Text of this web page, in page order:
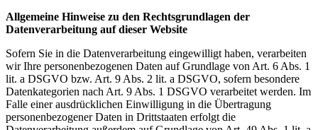
Allgemeine Hinweise zu den Rechtsgrundlagen der
Datenverarbeitung auf dieser Website
Sofern Sie in die Datenverarbeitung eingewilligt haben, verarbeiten
wir Ihre personenbezogenen Daten auf Grundlage von Art. 6 Abs. 1
lit. a DSGVO bzw. Art. 9 Abs. 2 lit. a DSGVO, sofern besondere
Datenkategorien nach Art. 9 Abs. 1 DSGVO verarbeitet werden. Im
Falle einer ausdrücklichen Einwilligung in die Übertragung
personenbezogener Daten in Drittstaaten erfolgt die